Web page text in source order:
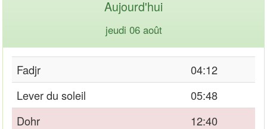
Aujourd'hui
jeudi 06 août
Fadjr
04:12
Lever du soleil
05:48
Dohr
12:40